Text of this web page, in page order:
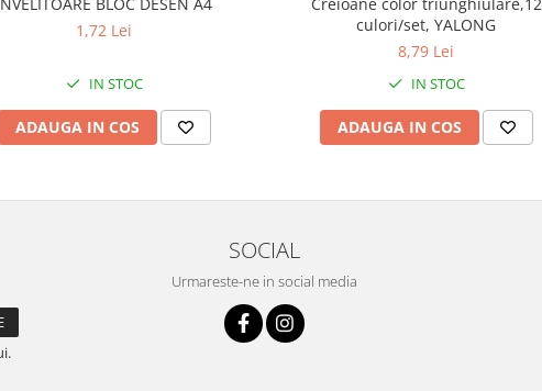
1,72 Lei
IN STOC
ADAUGA IN COS
culori/set, YALONG
8,79 Lei
IN STOC
ADAUGA IN COS
SOCIAL
Urmareste-ne in social media